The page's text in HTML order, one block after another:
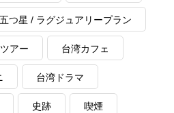
五つ星 / ラグジュアリープラン
アー 台湾カフェ
台湾ドラマ
史跡 喫煙